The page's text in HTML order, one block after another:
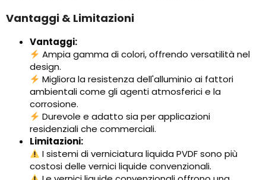
Vantaggi & Limitazioni
Vantaggi:
Ampia gamma di colori, offrendo versatilità nel
design.
Migliora la resistenza dell'alluminio ai fattori
ambientali come gli agenti atmosferici e la
corrosione.
Durevole e adatto sia per applicazioni
residenziali che commerciali.
Limitazioni:
I sistemi di verniciatura liquida PVDF sono più
costosi delle vernici liquide convenzionali.